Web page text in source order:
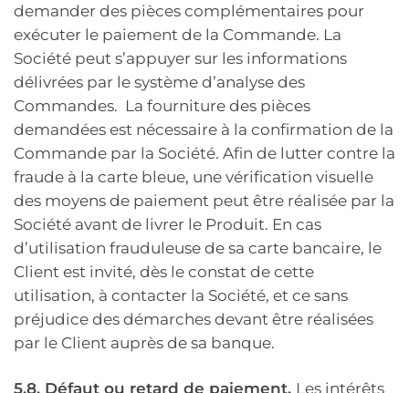
demander des pièces complémentaires pour
exécuter le paiement de la Commande. La
Société peut s’appuyer sur les informations
délivrées par le système d’analyse des
Commandes. La fourniture des pièces
demandées est nécessaire à la confirmation de la
Commande par la Société. Afin de lutter contre la
fraude à la carte bleue, une vérification visuelle
des moyens de paiement peut être réalisée par la
Société avant de livrer le Produit. En cas
d’utilisation frauduleuse de sa carte bancaire, le
Client est invité, dès le constat de cette
utilisation, à contacter la Société, et ce sans
préjudice des démarches devant être réalisées
par le Client auprès de sa banque.
5.8. Défaut ou retard de paiement. Les intérêts